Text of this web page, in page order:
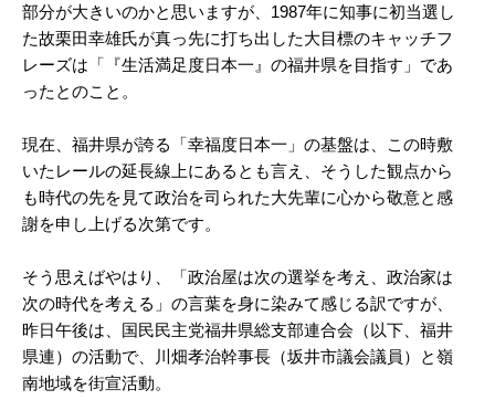
部分が大きいのかと思いますが、1987年に知事に初当選し
た故栗田幸雄氏が真っ先に打ち出した大目標のキャッチフ
レーズは「『生活満足度日本一』の福井県を目指す」であ
ったとのこと。
現在、福井県が誇る「幸福度日本一」の基盤は、この時敷
いたレールの延長線上にあるとも言え、そうした観点から
も時代の先を見て政治を司られた大先輩に心から敬意と感
謝を申し上げる次第です。
そう思えばやはり、「政治屋は次の選挙を考え、政治家は
次の時代を考える」の言葉を身に染みて感じる訳ですが、
昨日午後は、国民民主党福井県総支部連合会（以下、福井
県連）の活動で、川畑孝治幹事長（坂井市議会議員）と嶺
南地域を街宣活動。